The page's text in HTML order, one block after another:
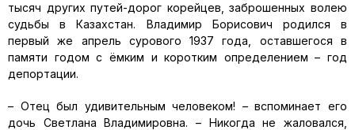
тысяч других путей-дорог корейцев, заброшенных волею
судьбы в Казахстан. Владимир Борисович родился в
первый же апрель сурового 1937 года, оставшегося в
памяти годом с ёмким и коротким определением – год
депортации.
– Отец был удивительным человеком! – вспоминает его
дочь Светлана Владимировна. – Никогда не жаловался,